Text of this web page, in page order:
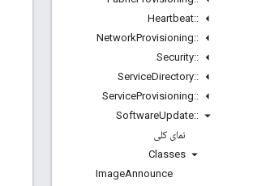
::
Heartbeat
::
NetworkProvisioning
::
Security
::
ServiceDirectory
::
ServiceProvisioning
::
SoftwareUpdate
نمای کلی
Classes
ImageAnnounce